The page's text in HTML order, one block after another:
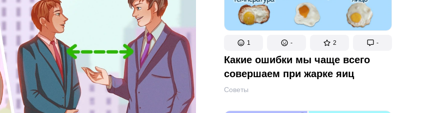
1 - 2 -
Какие ошибки мы чаще всего
совершаем при жарке яиц
Советы